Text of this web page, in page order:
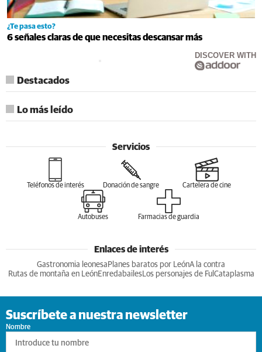
¿Te pasa esto?
6 señales claras de que necesitas descansar más
DISCOVER WITH
Destacados
Lo más leído
Servicios
Teléfonos de interés Donación de sangre Cartelera de cine
Autobuses Farmacias de guardia
Enlaces de interés
Gastronomia leonesa Planes baratos por LeónA la contra
Rutas de montaña en LeónEnredabailesLos personajes de Ful Cataplasma
Suscríbete a nuestra newsletter
Nombre